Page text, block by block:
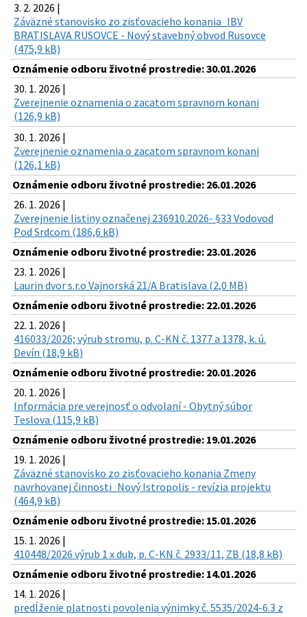
3. 2. 2026 |
Záväzné stanovisko zo zisťovacieho konania_IBV
BRATISLAVA RUSOVCE - Nový stavebný obvod Rusovce
(475,9 kB)
Oznámenie odboru životné prostredie: 30.01.2026
30. 1. 2026 |
Zverejnenie oznamenia o zacatom spravnom konani
(126,9 kB)
30. 1. 2026 |
Zverejnenie oznamenia o zacatom spravnom konani
(126,1 kB)
Oznámenie odboru životné prostredie: 26.01.2026
26. 1. 2026 |
Zverejnenie listiny označenej 236910.2026- §33 Vodovod
Pod Srdcom (186,6 kB)
Oznámenie odboru životné prostredie: 23.01.2026
23. 1. 2026 |
Laurin dvor s.r.o Vajnorská 21/A Bratislava (2,0 MB)
Oznámenie odboru životné prostredie: 22.01.2026
22. 1. 2026 |
416033/2026; výrub stromu, p. C-KN č. 1377 a 1378, k. ú.
Devín (18,9 kB)
Oznámenie odboru životné prostredie: 20.01.2026
20. 1. 2026 |
Informácia pre verejnosť o odvolaní - Obytný súbor
Teslova (115,9 kB)
Oznámenie odboru životné prostredie: 19.01.2026
19. 1. 2026 |
Záväzné stanovisko zo zisťovacieho konania Zmeny
navrhovanej činnosti_Nový Istropolis - revízia projektu
(464,9 kB)
Oznámenie odboru životné prostredie: 15.01.2026
15. 1. 2026 |
410448/2026 výrub 1 x dub, p. C-KN č. 2933/11, ZB (18,8 kB)
Oznámenie odboru životné prostredie: 14.01.2026
14. 1. 2026 |
predĺženie platnosti povolenia výnimky č. 5535/2024-6.3 z